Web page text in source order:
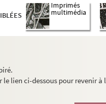
Imprimés
multimédia
le lien ci-dessous pour revenir